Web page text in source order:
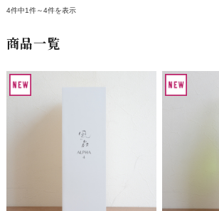
4件中1件～4件を表示
商品一覧